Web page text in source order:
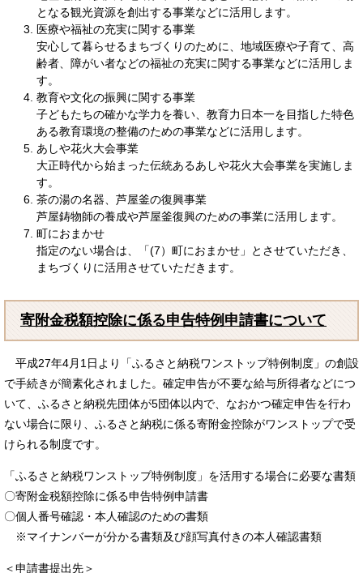
となる観光資源を創出する事業などに活用します。
医療や福祉の充実に関する事業
安心して暮らせるまちづくりのために、地域医療や子育て、高
齢者、障がい者などの福祉の充実に関する事業などに活用しま
す。
教育や文化の振興に関する事業
子どもたちの確かな学力を養い、教育力日本一を目指した特色
ある教育環境の整備のための事業などに活用します。
あしや花火大会事業
大正時代から始まった伝統あるあしや花火大会事業を実施しま
す。
茶の湯の名器、芦屋釜の復興事業
芦屋鋳物師の養成や芦屋釜復興のための事業に活用します。
町におまかせ
指定のない場合は、「(7）町におまかせ」とさせていただき、
まちづくりに活用させていただきます。
寄附金税額控除に係る申告特例申請書について
平成27年4月1日より「ふるさと納税ワンストップ特例制度」の創設
で手続きが簡素化されました。確定申告が不要な給与所得者などにつ
いて、ふるさと納税先団体が5団体以内で、なおかつ確定申告を行わ
ない場合に限り、ふるさと納税に係る寄附金控除がワンストップで受
けられる制度です。
「ふるさと納税ワンストップ特例制度」を活用する場合に必要な書類
​〇寄附金税額控除に係る申告特例申請書
〇個人番号確認・本人確認のための書類
※マイナンバーが分かる書類及び顔写真付きの本人確認書類
＜申請書提出先＞